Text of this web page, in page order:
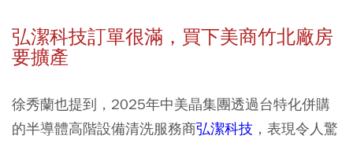
弘潔科技訂單很滿，買下美商竹北廠房
要擴產
徐秀蘭也提到，2025年中美晶集團透過台特化併購
的半導體高階設備清洗服務商弘潔科技 ，表現令人驚